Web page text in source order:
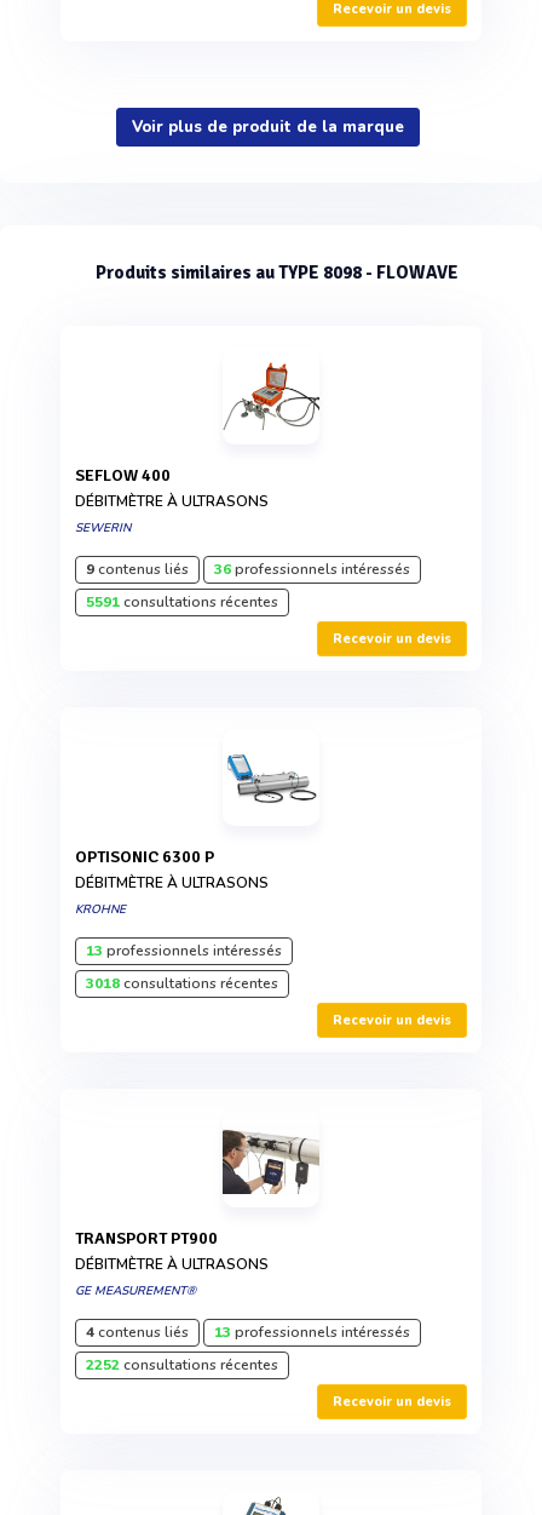
Recevoir un devis
Voir plus de produit de la marque
Produits similaires au TYPE 8098 - FLOWAVE
SEFLOW 400
DÉBITMÈTRE À ULTRASONS
SEWERIN
9contenus liés 36professionnels intéressés
5591consultations récentes
Recevoir un devis
OPTISONIC 6300 P
DÉBITMÈTRE À ULTRASONS
KROHNE
13 professionnels intéressés
3018consultations récentes
Recevoir un devis
TRANSPORT PT900
DÉBITMÈTRE À ULTRASONS
GE MEASUREMENT®
4contenus liés 13 professionnels intéressés
2252consultations récentes
Recevoir un devis